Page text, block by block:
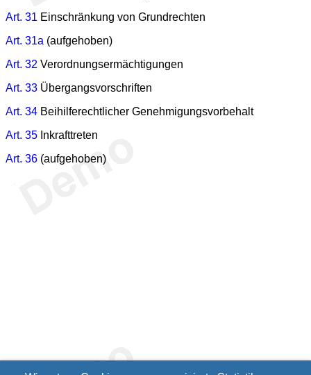
Art. 31 Einschränkung von Grundrechten
Art. 31a (aufgehoben)
Art. 32 Verordnungsermächtigungen
Art. 33 Übergangsvorschriften
Art. 34 Beihilferechtlicher Genehmigungsvorbehalt
Art. 35 Inkrafttreten
Art. 36 (aufgehoben)